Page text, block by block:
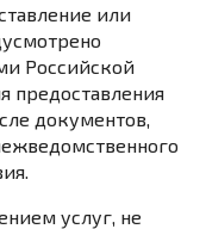
или
Российской
предоставления
документов,
услуг, не